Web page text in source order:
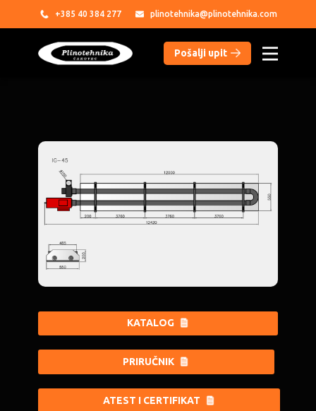
plinotehnika@plinotehnika.com
+385 40 384 277
PROIZVODI
REFERENCE
O NAMA
DATOTEKE
Pošalji upit​
KATALOG
PRIRUČNIK
ATEST I CERTIFIKAT